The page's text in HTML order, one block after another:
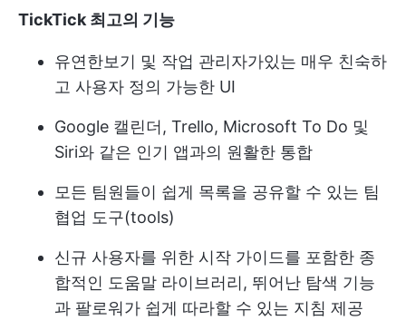
TickTick 최고의 기능
유연한보기 및 작업 관리자가있는 매우 친숙하
고 사용자 정의 가능한 UI
Google 캘린더, Trello, Microsoft To Do 및
Siri와 같은 인기 앱과의 원활한 통합
모든 팀원들이 쉽게 목록을 공유할 수 있는 팀
협업 도구(tools)
신규 사용자를 위한 시작 가이드를 포함한 종
합적인 도움말 라이브러리, 뛰어난 탐색 기능
과 팔로워가 쉽게 따라할 수 있는 지침 제공